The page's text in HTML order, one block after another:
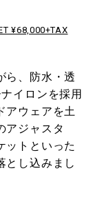
¥68,000+TAX
ら、防水・透
イロンを採用
アウェアを土
アジャスタ
ットといった
とし込みまし